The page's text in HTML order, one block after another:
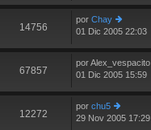
e
s
m
e
n
s
14756
por Chay
er
o
m
e
n
s
01 Dic 2005 22:03
67857
porAlex_vespacito
01 Dic 2005 15:59
12272
por chu5
er
29 Nov 2005 17:29